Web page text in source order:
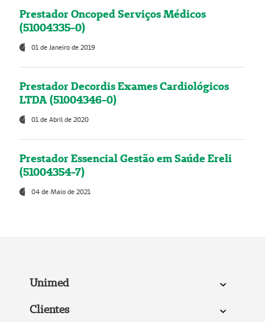
Prestador Oncoped Serviços Médicos
(51004335-0)
01 de Janeiro de 2019
Prestador Decordis Exames Cardiológicos
LTDA (51004346-0)
01 de Abril de 2020
Prestador Essencial Gestão em Saúde Ereli
(51004354-7)
04 de Maio de 2021
Unimed
Clientes